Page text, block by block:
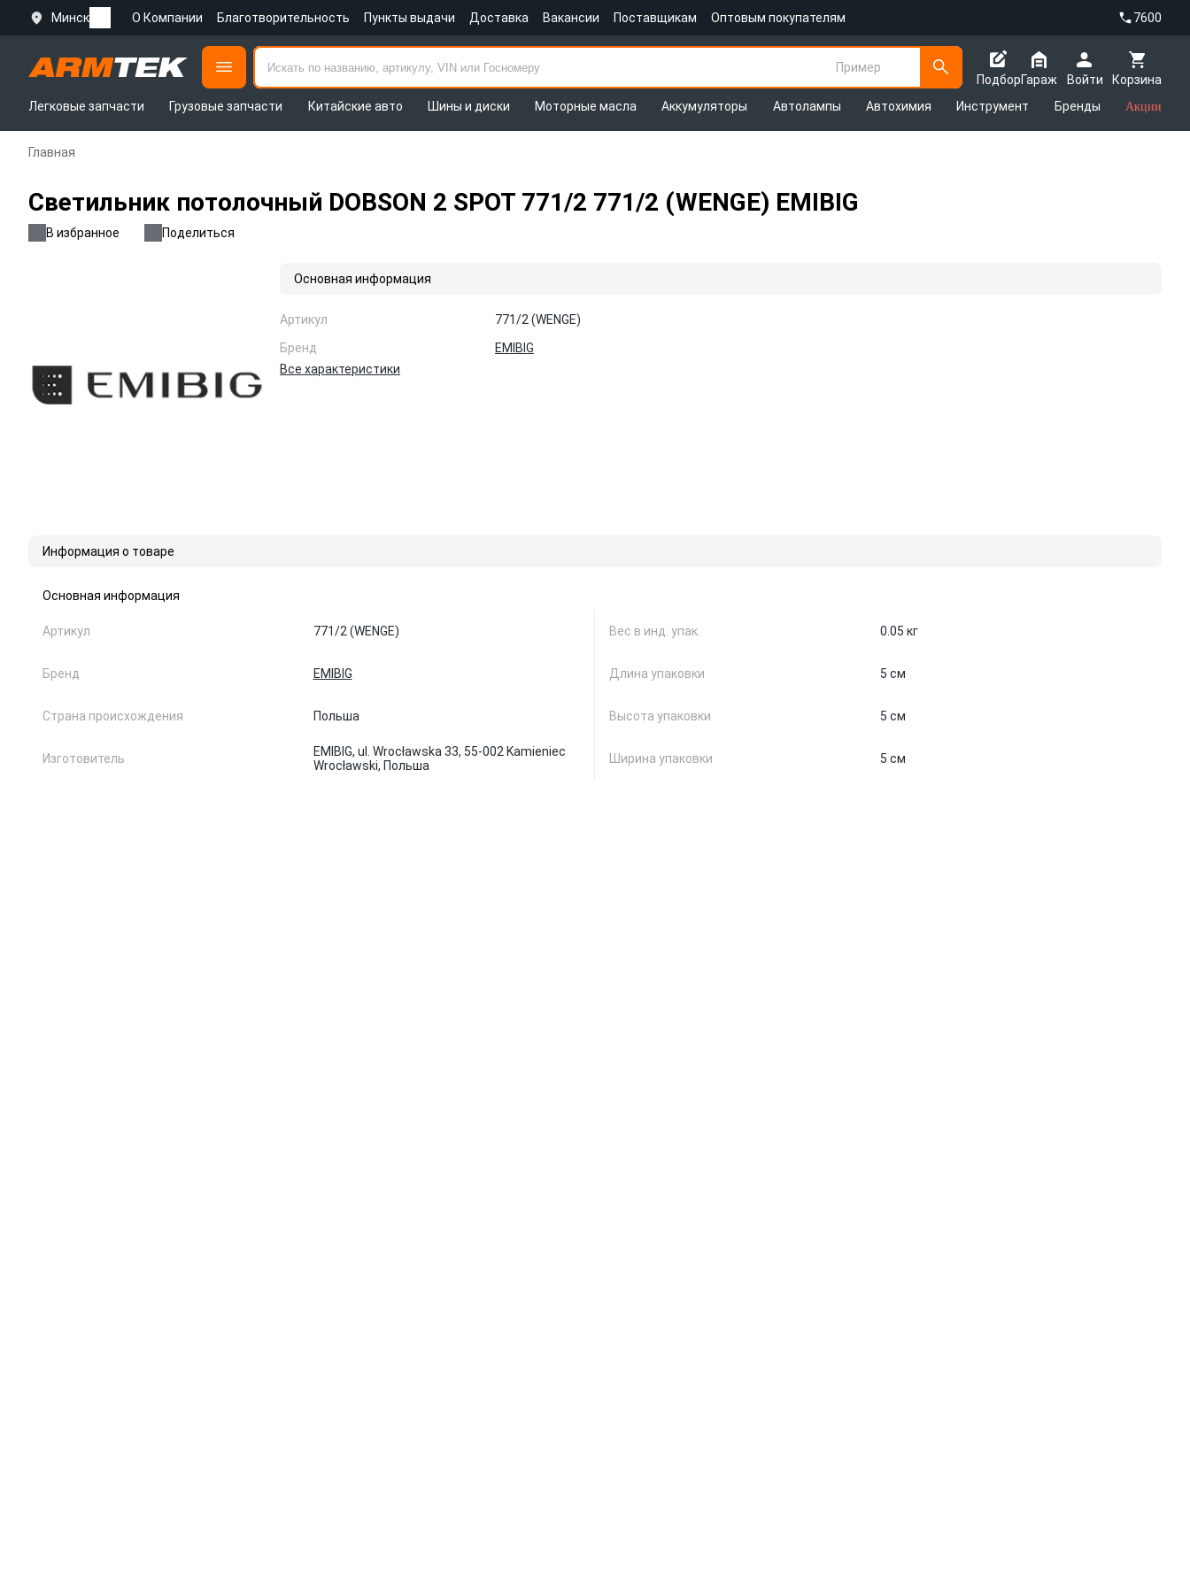
Минск О Компании Благотворительность Пункты выдачи Доставка Вакансии Поставщикам Оптовым покупателям 7600
Пример
Подбор
Корзина
Гараж
Войти
Легковые запчасти
Грузовые запчасти Китайские авто Шины и диски Моторные масла Аккумуляторы Автолампы Автохимия Инструмент Бренды Акции
Главная
Светильник потолочный DOBSON 2 SPOT 771/2 771/2 (WENGE) EMIBIG
В избранное Поделиться
Основная информация
Артикул
771/2 (WENGE)
Бренд
EMIBIG
Все характеристики
Информация о товаре
Основная информация
Артикул 771/2 (WENGE)
Бренд EMIBIG
Страна происхождения Польша
Изготовитель
EMIBIG, ul. Wrocławska 33, 55-002 Kamieniec
Wrocławski, Польша
Вес в инд. упак. 0.05 кг
Длина упаковки 5 см
Высота упаковки 5 см
Ширина упаковки 5 см